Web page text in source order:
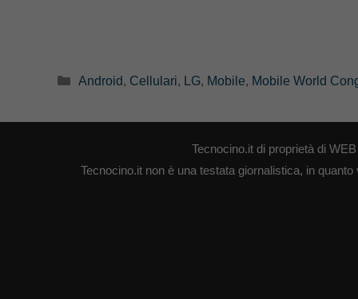
Categorie
Android, Cellulari, LG, Mobile, Mobile World
Tecnocino.it di proprietà di
Tecnocino.it non è una testata giornalistica, in